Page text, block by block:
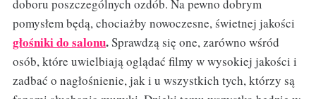
doboru poszczególnych ozdób. Na pewno dobrym
pomysłem będą, chociażby nowoczesne, świetnej jakości
głośniki do salonu.Sprawdzą się one, zarówno wśród
osób, które uwielbiają oglądać filmy w wysokiej jakości i
zadbać o nagłośnienie, jak i u wszystkich tych, którzy są